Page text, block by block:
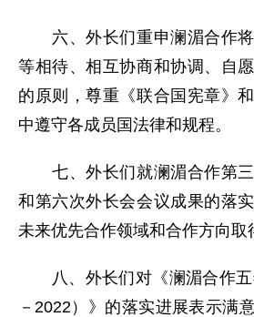
六、外长们重申澜湄合作将
等相待、相互协商和协调、自
的原则，尊重《联合国宪章》
中遵守各成员国法律和规程。
七、外长们就澜湄合作第三
和第六次外长会会议成果的落
未来优先合作领域和合作方向取
八、外长们对《澜湄合作五
－2022）》的落实进展表示满